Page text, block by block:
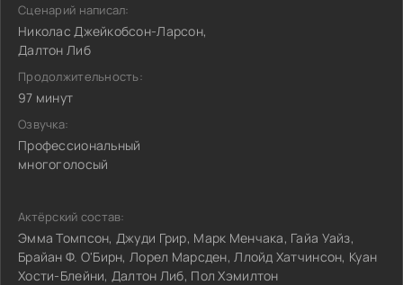
Сценарий написал:
Николас Джейкобсон-Ларсон,
Далтон Либ
Продолжительность:
97 минут
Озвучка:
Профессиональный
многоголосый
Актёрский состав:
Эмма Томпсон, Джуди Грир, Марк Менчака, Гайа Уайз,
Брайан Ф. О'Бирн, Лорел Марсден, Ллойд Хатчинсон, Куан
Хости-Блейни, Далтон Либ, Пол Хэмилтон